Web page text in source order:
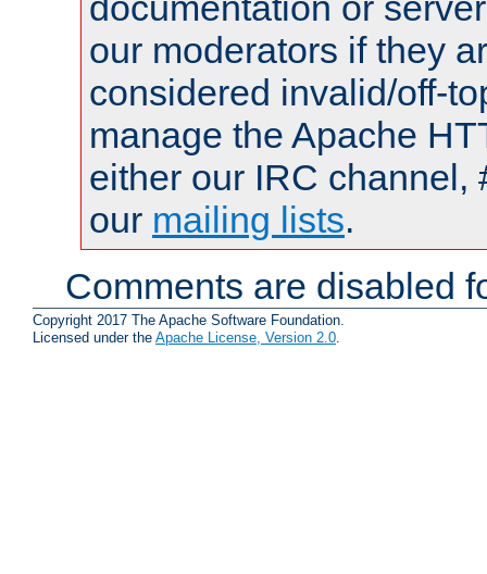
our moderators if they
considered invalid/off-
manage the Apache
either our IRC channel,
our mailing lists.
Comments are disabled
Copyright 2017 The Apache Software Foundation.
Licensed under the Apache License, Version 2.0